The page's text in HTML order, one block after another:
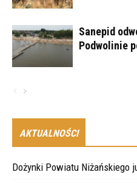
Sanepid
Podwolinie
AKTUALNOŚCI
Dożynki Powiatu Niżańskiego